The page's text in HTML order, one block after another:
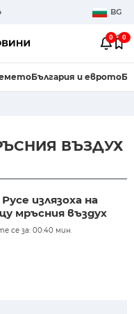
BG
0 0
България и еврото
ВЪЗДУХ
излязоха на
мръсния въздух
се за: 00:40 мин.